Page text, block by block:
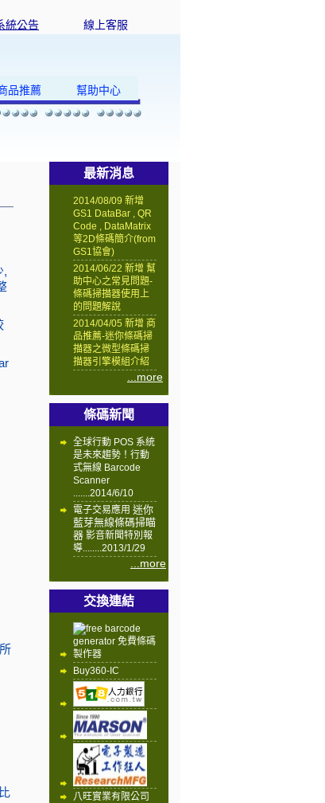
統公告 線上客服
品推薦 幫助中心
,
最新消息
2014/08/09 新增
GS1 DataBar , QR
Code , DataMatrix
等2D條碼簡介(from
GS1協會)
2014/06/22 新增 幫
助中心之常見問題-
條碼掃描器使用上
的問題解說
2014/04/05 新增 商
品推薦-迷你條碼掃
描器之微型條碼掃
描器引擎模組介紹
...more
條碼新聞
全球行動 POS 系統
是未來趨勢！行動
式無線 Barcode
Scanner
.......2014/6/10
電子交易應用 迷你
藍芽無線條碼掃瞄
器 影音新聞特別報
導........2013/1/29
...more
交換連結
Buy360-IC
八旺實業有限公司